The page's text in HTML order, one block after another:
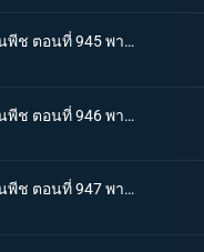
One piece วันพีช ตอนที่ 945 พากย์ไทย ความแค้นถั่วแดงต้ม ลูฟี่เข้าตาจน
One piece วันพีช ตอนที่ 946 พากย์ไทย หยุดยั้งสี่จักรพรรดิ! แผนการลับของควีน
One piece วันพีช ตอนที่ 947 พากย์ไทย อาวุธทรงอานุภาพ! กระสุนโรคระบาดที่เล็งไปที่ลูฟี่